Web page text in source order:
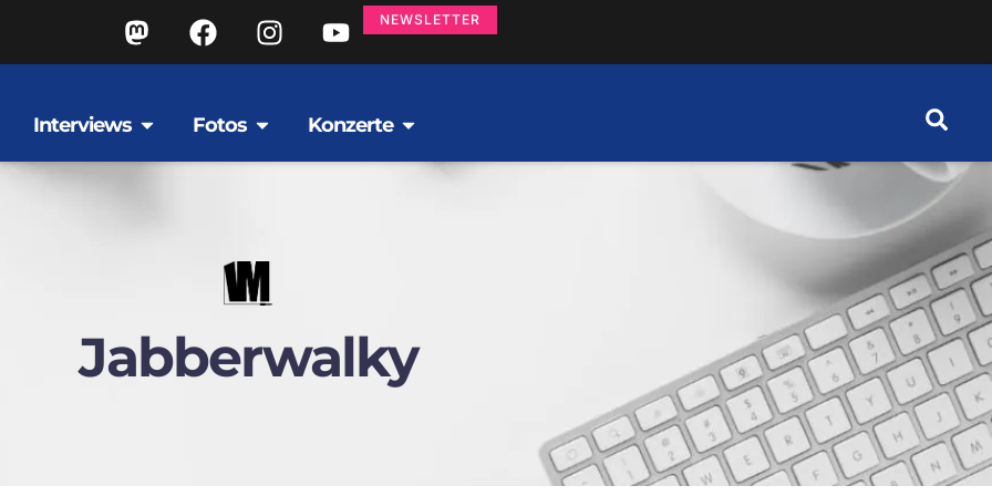
NEWSLETTER
Interviews Fotos Konzerte
Jabberwalky